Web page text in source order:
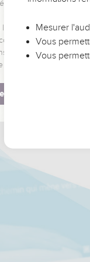
entrepreneurs,
et les clés pour
Que vous guidiez
vous.
Mesurer
Vous
Vous